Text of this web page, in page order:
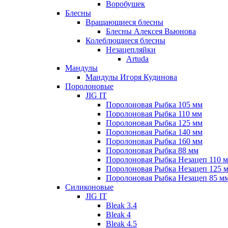
Воробушек
Блесны
Вращающиеся блесны
Блесны Алексея Вьюнова
Колеблющиеся блесны
Незацепляйки
Artuda
Мандулы
Мандулы Игоря Кудинова
Поролоновые
JIG IT
Поролоновая Рыбка 105 мм
Поролоновая Рыбка 110 мм
Поролоновая Рыбка 125 мм
Поролоновая Рыбка 140 мм
Поролоновая Рыбка 160 мм
Поролоновая Рыбка 88 мм
Поролоновая Рыбка Незацеп 110
Поролоновая Рыбка Незацеп 125
Поролоновая Рыбка Незацеп 85
Силиконовые
JIG IT
Bleak 3.4
Bleak 4
Bleak 4.5